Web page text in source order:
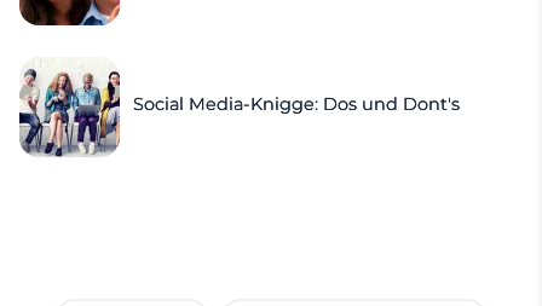
Social Media-Knigge: Dos und Dont's